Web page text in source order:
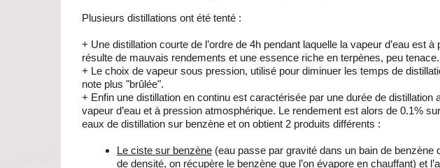
Plusieurs distillations ont été tenté :
+ Une distillation courte de l’ordre de 4h pendant laquelle la vapeur d’eau est
résulte de mauvais rendements et une essence riche en terpènes, peu tenace.
+ Le choix de vapeur sous pression, utilisé pour diminuer les temps de
note plus "brûlée".
+ Enfin une distillation en continu est caractérisée par une durée de distillation
vapeur d’eau et à pression atmosphérique. Le rendement est alors de 0.1%
eaux de distillation sur benzène et on obtient 2 produits différents :
Le ciste sur benzène (eau passe par gravité dans un bain de benzène
de densité, on récupère le benzène que l’on évapore en chauffant) et